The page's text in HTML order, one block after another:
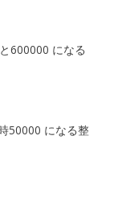
600000 になる
50000 になる整